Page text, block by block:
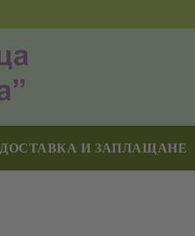
ДОСТАВКА И ЗАПЛАЩАНЕ